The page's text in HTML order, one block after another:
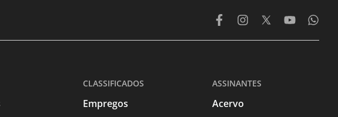
CLASSIFICADOS
Empregos
ASSINANTES
Acervo